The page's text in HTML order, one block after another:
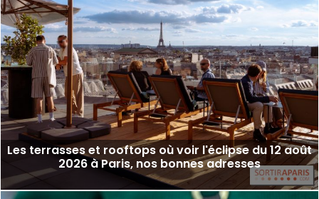
Les terrasses et rooftops où voir l'éclipse du 12 août
2026 à Paris, nos bonnes adresses